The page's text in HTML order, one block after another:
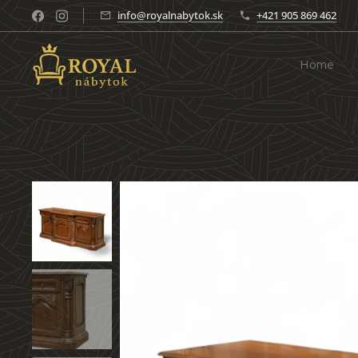
info@royalnabytok.sk +421 905 869 462
Home